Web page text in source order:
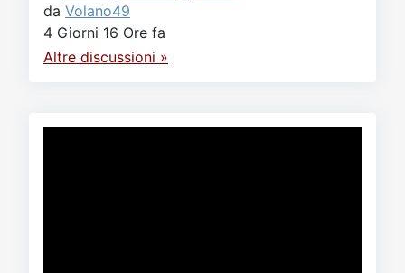
da Volano49
4 Giorni 16 Ore fa
Altre discussioni »